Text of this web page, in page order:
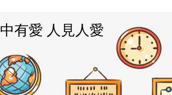
有愛 人見人愛